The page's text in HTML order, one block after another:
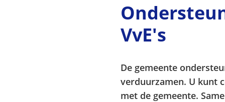
VvE's
De gemeente
verduurzamen. U kunt
met de gemeente.